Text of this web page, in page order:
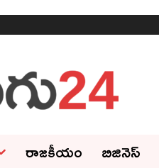
రాజకీయం బిజినెస్‌